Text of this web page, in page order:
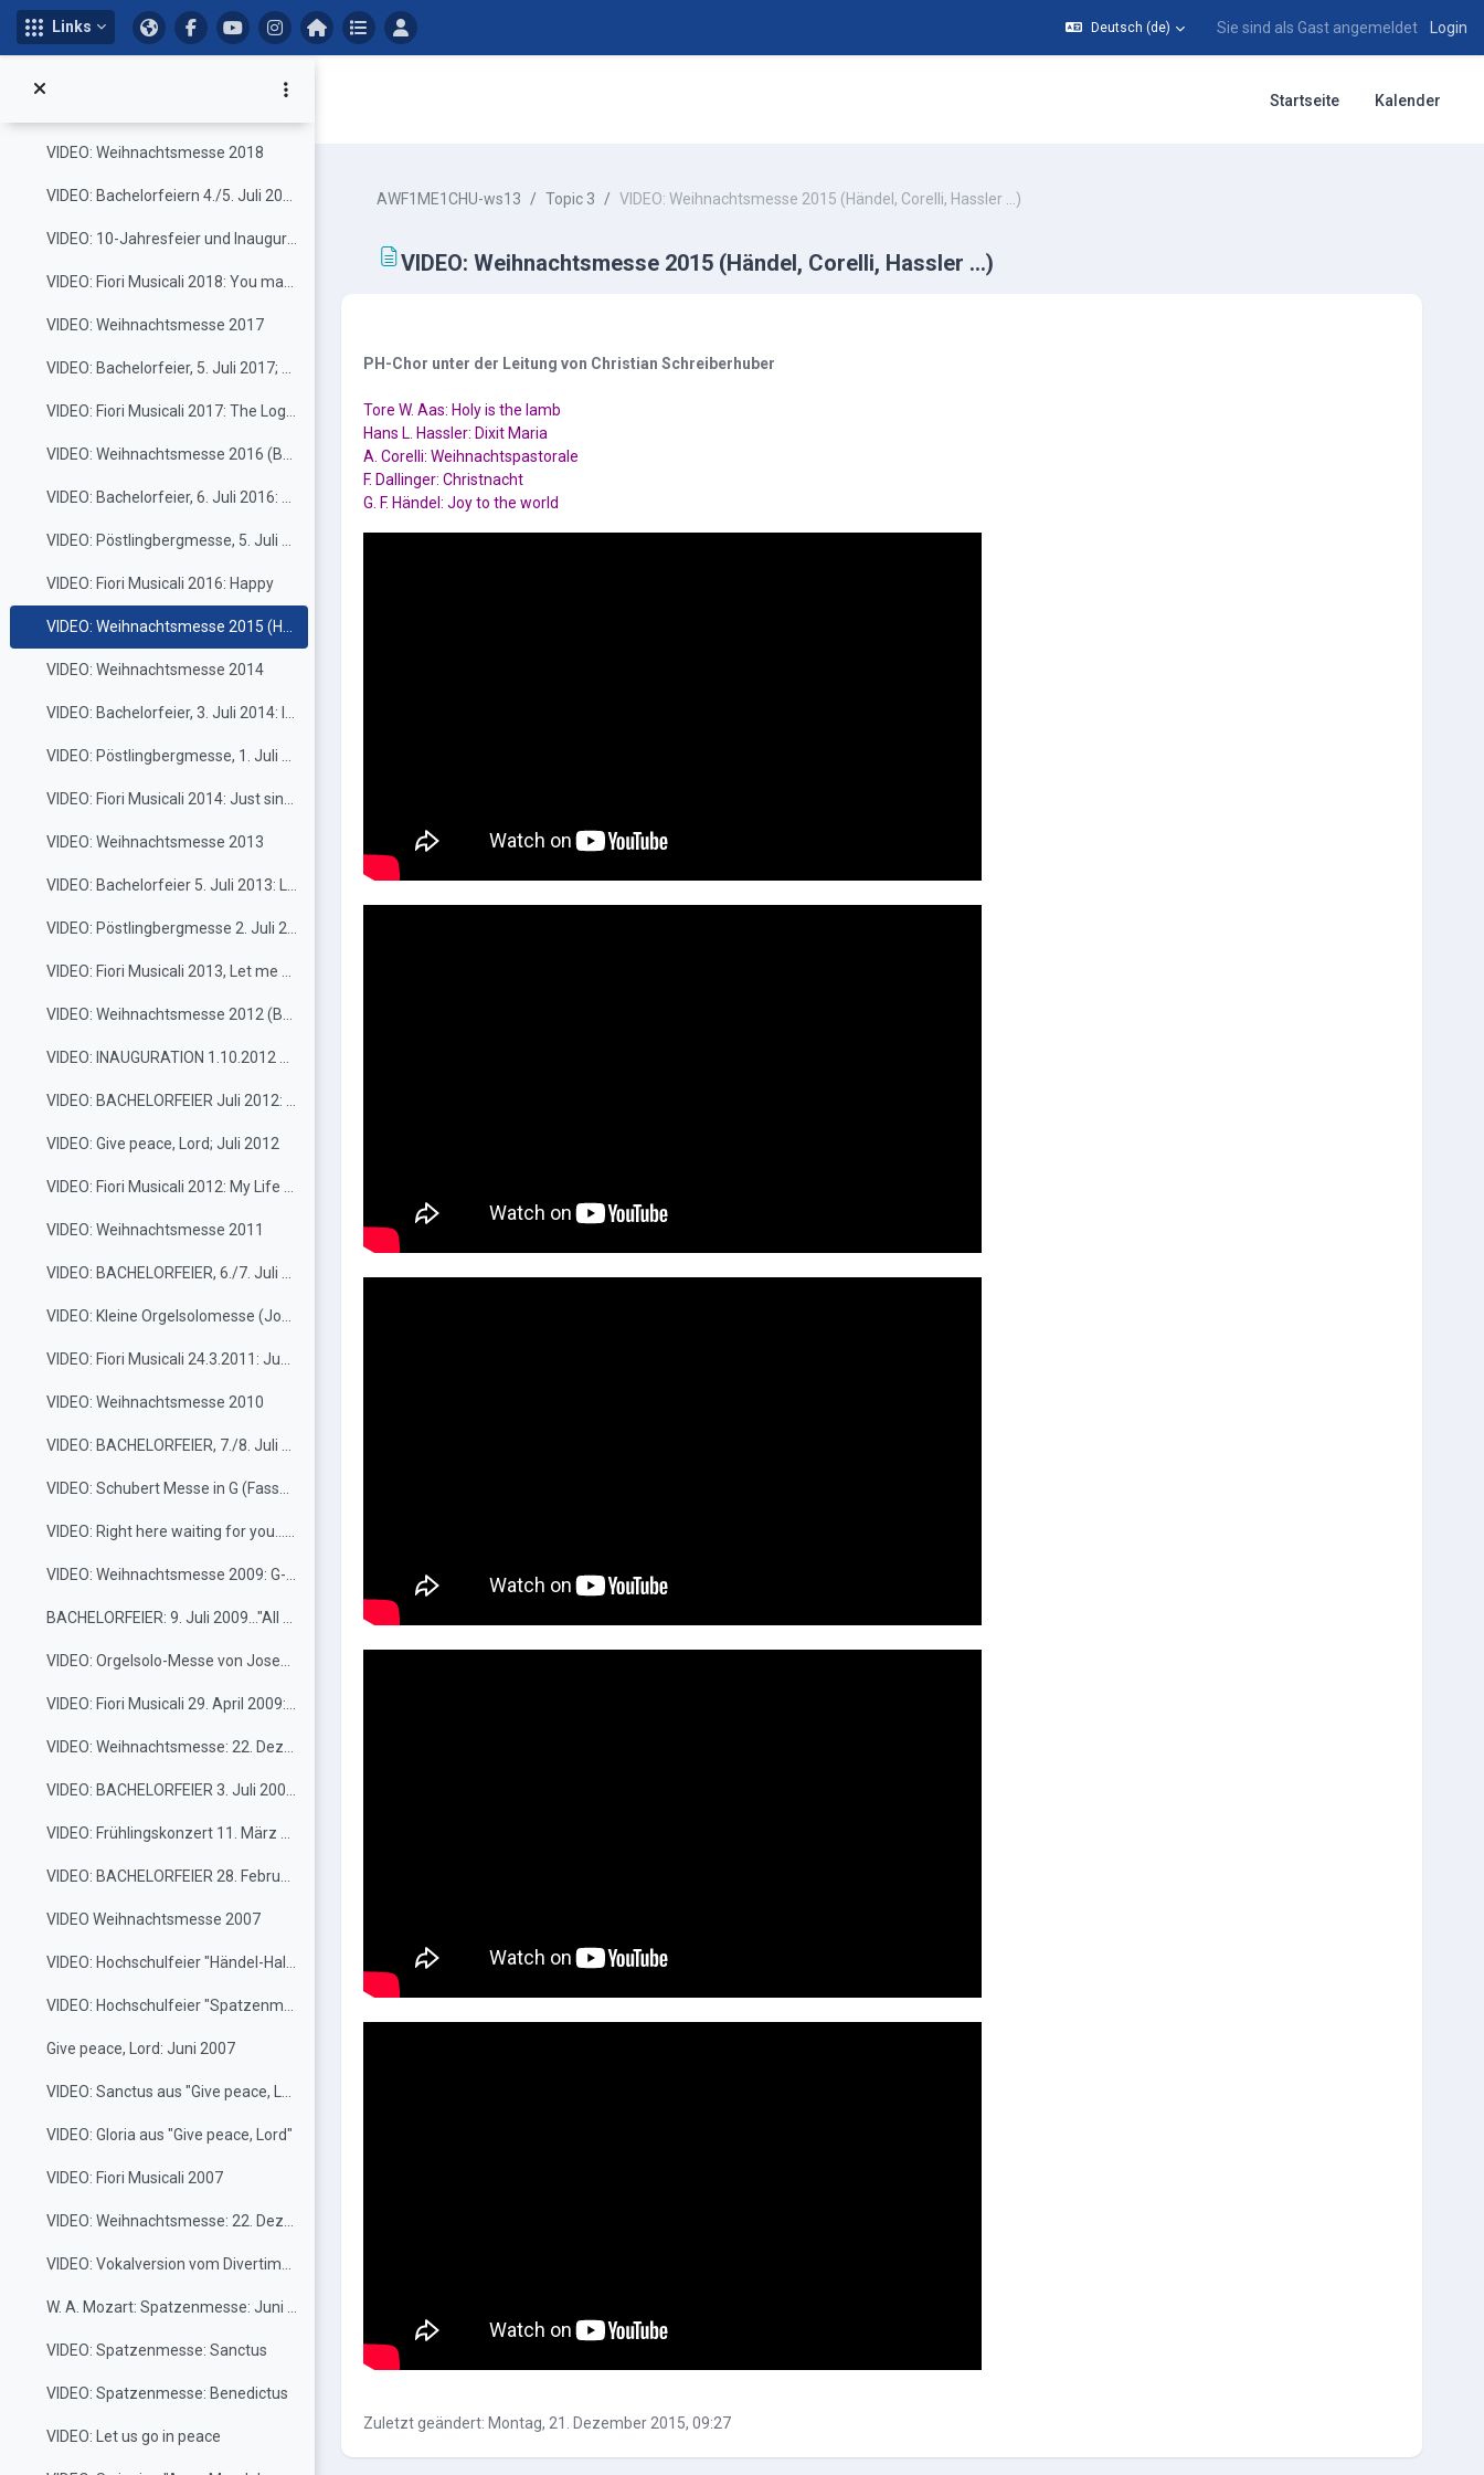
Links Deutsch ‎(de)‎ Sie sind als Gast angemeldet Login
Startseite Kalender
VIDEO: Weihnachtsmesse 2022
VIDEO: Weihnachtsmesse 2018
VIDEO: Bachelorfeiern 4./5. Juli 2018
VIDEO: 10-Jahresfeier und Inauguration, 2.10.2017: Händel-Halleluja
VIDEO: Fiori Musicali 2018: You make me feel like dancing
VIDEO: Weihnachtsmesse 2017
VIDEO: Bachelorfeier, 5. Juli 2017; Jamaican Market Place, Just sing it
VIDEO: Fiori Musicali 2017: The Logical Song
VIDEO: Weihnachtsmesse 2016 (Bach, Händel, Reger, ...)
VIDEO: Bachelorfeier, 6. Juli 2016: Happy/When the moon is on the run
VIDEO: Pöstlingbergmesse, 5. Juli 2016
VIDEO: Fiori Musicali 2016: Happy
VIDEO: Weihnachtsmesse 2015 (Händel, Corelli, Hassler ...)
VIDEO: Weihnachtsmesse 2014
VIDEO: Bachelorfeier, 3. Juli 2014: Irish Blessing, Just sing it
VIDEO: Pöstlingbergmesse, 1. Juli 2014
VIDEO: Fiori Musicali 2014: Just sing it
VIDEO: Weihnachtsmesse 2013
VIDEO: Bachelorfeier 5. Juli 2013: Let me entertain you; You are a song to me
VIDEO: Pöstlingbergmesse 2. Juli 2013
VIDEO: Fiori Musicali 2013, Let me entertain you; You are a song to me
VIDEO: Weihnachtsmesse 2012 (Bach, Eccard, Distler...)
VIDEO: INAUGURATION 1.10.2012 Händel-Halleluja
VIDEO: BACHELORFEIER Juli 2012: My Life, City of My Heart
VIDEO: Give peace, Lord; Juli 2012
VIDEO: Fiori Musicali 2012: My Life / City of My Heart
VIDEO: Weihnachtsmesse 2011
VIDEO: BACHELORFEIER, 6./7. Juli 2011: Just the two of us
VIDEO: Kleine Orgelsolomesse (Joseph Haydn): 5. Juli 2011
VIDEO: Fiori Musicali 24.3.2011: Just the two of us
VIDEO: Weihnachtsmesse 2010
VIDEO: BACHELORFEIER, 7./8. Juli 2010: Trickle trickle/Love is a flame
VIDEO: Schubert Messe in G (Fassung mit Trompeten und Pauken), 6. Juli 2010
VIDEO: Right here waiting for you...FIORI MUSICALI 29.4.2010
VIDEO: Weihnachtsmesse 2009: G-Dur-Messe von Schubert
BACHELORFEIER: 9. Juli 2009..."All things bright and beautiful"
VIDEO: Orgelsolo-Messe von Joseph Haydn, 7. Juli 2009
VIDEO: Fiori Musicali 29. April 2009: "Komm, holder Lenz" (Haydn); "All things bright and beautiful" (Rutter)
VIDEO: Weihnachtsmesse: 22. Dezember 2008
VIDEO: BACHELORFEIER 3. Juli 2008..."You make me feel like dancing"
VIDEO: Frühlingskonzert 11. März 2008..."Halleluja, I just love her so"..."You make me feel like dancing"
VIDEO: BACHELORFEIER 28. Februar 2008..."That's what friends are for"
VIDEO Weihnachtsmesse 2007
VIDEO: Hochschulfeier "Händel-Halleluja": 1. Oktober 2007
VIDEO: Hochschulfeier "Spatzenmesse": 1. Oktober 2007
Give peace, Lord: Juni 2007
VIDEO: Sanctus aus "Give peace, Lord"
VIDEO: Gloria aus "Give peace, Lord"
VIDEO: Fiori Musicali 2007
VIDEO: Weihnachtsmesse: 22. Dezember 2006
VIDEO: Vokalversion vom Divertimento KV 439b: Juni 2006
W. A. Mozart: Spatzenmesse: Juni 2006
VIDEO: Spatzenmesse: Sanctus
VIDEO: Spatzenmesse: Benedictus
VIDEO: Let us go in peace
AWF1ME1CHU-ws13 Topic 3 VIDEO: Weihnachtsmesse 2015 (Händel, Corelli, Hassler ...)
VIDEO: Weihnachtsmesse 2015 (Händel, Corelli, Hassler ...)
PH-Chor unter der Leitung von Christian Schreiberhuber
Tore W. Aas: Holy is the lamb
Hans L. Hassler: Dixit Maria
A. Corelli: Weihnachtspastorale
F. Dallinger: Christnacht
G. F. Händel: Joy to the world
Zuletzt geändert: Montag, 21. Dezember 2015, 09:27